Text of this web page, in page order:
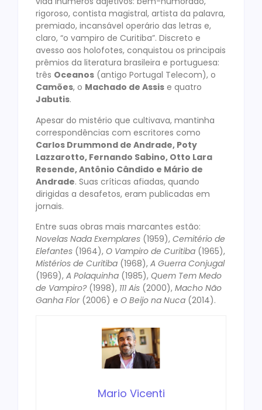
rigoroso, contista magistral, artista da palavra,
premiado, incansável operário das letras e,
claro, “o vampiro de Curitiba”. Discreto e
avesso aos holofotes, conquistou os principais
prêmios da literatura brasileira e portuguesa:
três Oceanos (antigo Portugal Telecom), o
Camões, o Machado de Assis e quatro
Jabutis.
Apesar do mistério que cultivava, mantinha
correspondências com escritores como
Carlos Drummond de Andrade, Poty
Lazzarotto, Fernando Sabino, Otto Lara
Resende, Antônio Cândido e Mário de
Andrade. Suas críticas afiadas, quando
dirigidas a desafetos, eram publicadas em
jornais.
Entre suas obras mais marcantes estão:
Novelas Nada Exemplares (1959), Cemitério de
Elefantes (1964), O Vampiro de Curitiba (1965),
Mistérios de Curitiba (1968), A Guerra Conjugal
(1969), A Polaquinha (1985), Quem Tem Medo
de Vampiro?(1998), 111 Ais (2000), Macho Não
Ganha Flor(2006) e O Beijo na Nuca (2014).
Mario Vicenti